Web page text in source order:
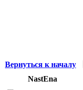
Вернуться к началу
NastEna